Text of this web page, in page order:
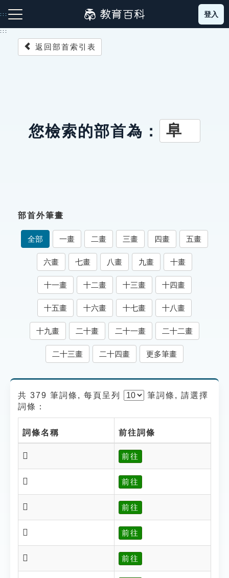
到
主
:::
成語故事
索引選單
知識索引
單字索引
生命大百科索引
遊戲專區
貓頭鷹博士
登入
:::
返回部首索引表
您檢索的部首為： 阜
部首外筆畫
全部 一畫 二畫 三畫 四畫 五畫
六畫 七畫 八畫 九畫 十畫
十一畫 十二畫 十三畫 十四畫
十五畫 十六畫 十七畫 十八畫
十九畫 二十畫 二十一畫 二十二畫
二十三畫 二十四畫 更多筆畫
共 379 筆詞條, 每頁呈列 筆詞條, 請選擇
詞條：
詞條名稱 前往詞條
𨼫 前往
𨼬 前往
𨼭 前往
𨼮 前往
𨼯 前往